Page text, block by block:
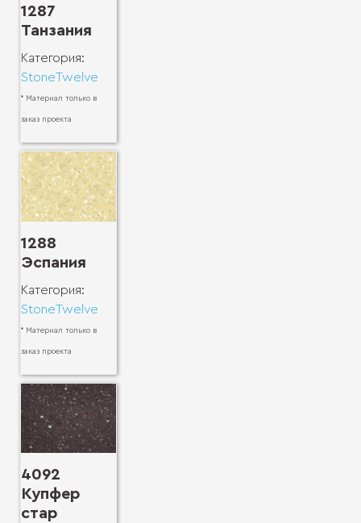
1287
Танзания
Категория:
StoneTwelve
* Материал только в
заказ проекта
1288
Эспания
Категория:
StoneTwelve
* Материал только в
заказ проекта
4092
Купфер
стар